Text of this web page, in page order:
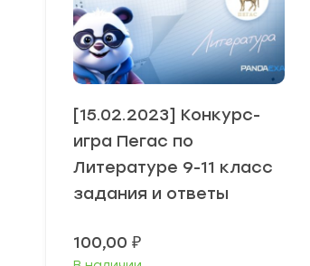
[15.02.2023] Конкурс-
игра Пегас по
Литературе 9-11 класс
задания и ответы
100,00 ₽